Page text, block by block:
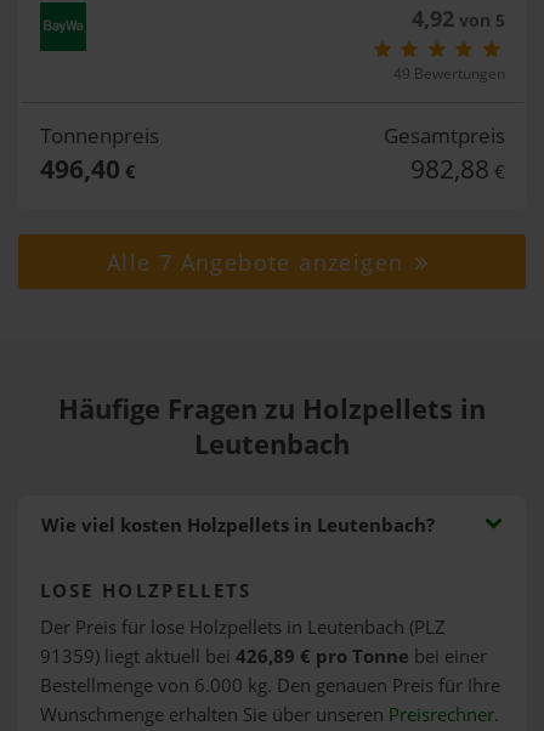
4,92von 5
49 Bewertungen
Tonnenpreis
496,40 €
Gesamtpreis
982,88 €
Alle 7 Angebote anzeigen
Häufige Fragen zu Holzpellets in
Leutenbach
Wie viel kosten Holzpellets in Leutenbach?
LOSE HOLZPELLETS
Der Preis für lose Holzpellets in Leutenbach (PLZ
91359) liegt aktuell bei 426,89 € pro Tonne bei einer
Bestellmenge von 6.000 kg. Den genauen Preis für Ihre
Wunschmenge erhalten Sie über unseren Preisrechner.